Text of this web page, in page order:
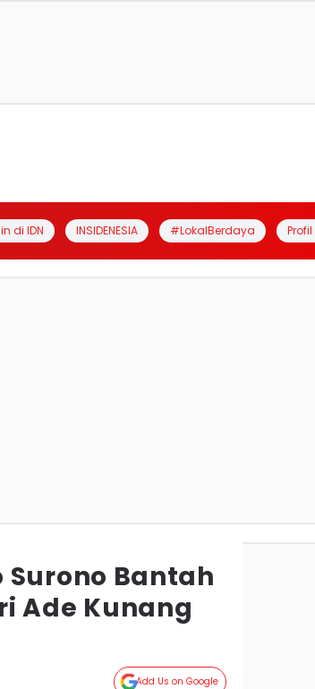
di IDN INSIDENESIA #LokalBerdaya
Surono Bantah
Ade Kunang
Add Us on Google